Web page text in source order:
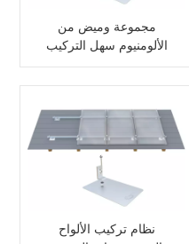
مجموعة وميض من
الألومنيوم سهل التركيب
على شكل حرف L، نظام
تركيب شمسي لسقف
نظام تركيب الألواح